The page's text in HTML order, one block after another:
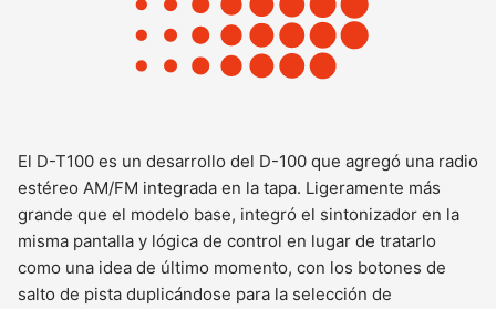
El D-T100 es un desarrollo del D-100 que agregó una radio
estéreo AM/FM integrada en la tapa. Ligeramente más
grande que el modelo base, integró el sintonizador en la
misma pantalla y lógica de control en lugar de tratarlo
como una idea de último momento, con los botones de
salto de pista duplicándose para la selección de